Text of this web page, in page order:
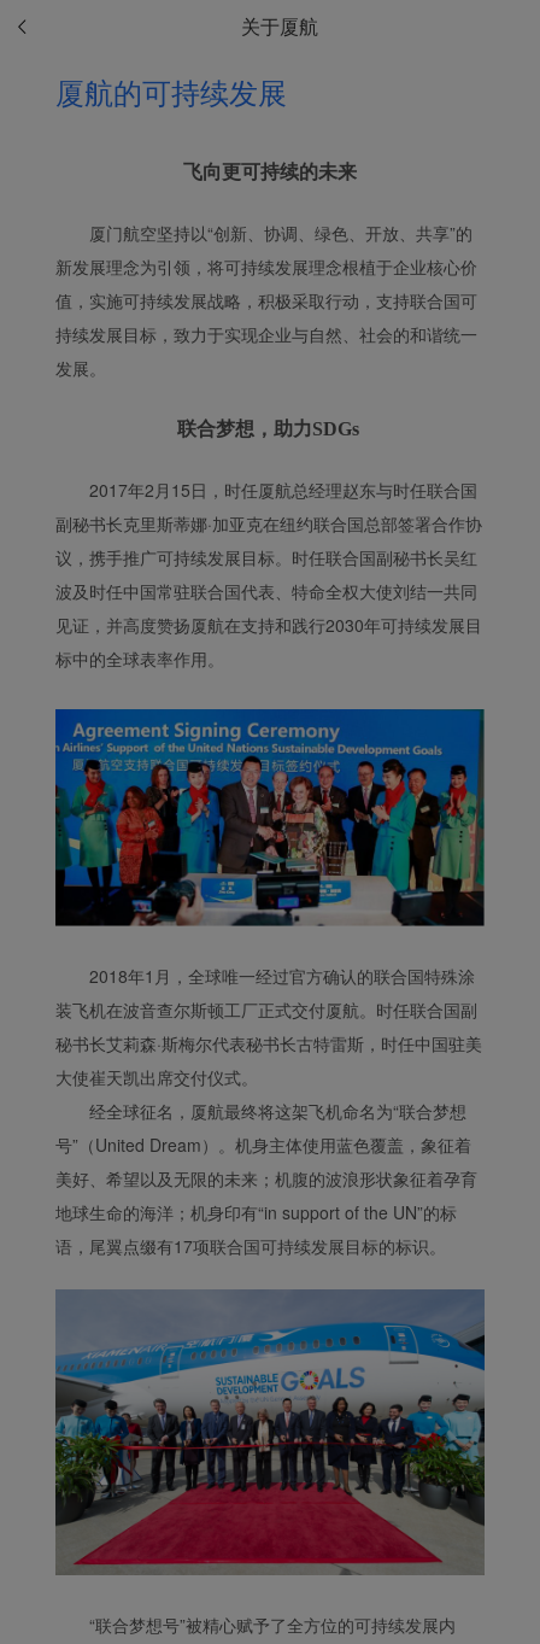
关于厦航
厦航的可持续发展
飞向更可持续的未来
厦门航空坚持以“创新、协调、绿色、开放、共享”的
新发展理念为引领，将可持续发展理念根植于企业核心价
值，实施可持续发展战略，积极采取行动，支持联合国可
持续发展目标，致力于实现企业与自然、社会的和谐统一
发展。
联合梦想，助力SDGs
2017年2月15日，时任厦航总经理赵东与时任联合国
副秘书长克里斯蒂娜·加亚克在纽约联合国总部签署合作协
议，携手推广可持续发展目标。时任联合国副秘书长吴红
波及时任中国常驻联合国代表、特命全权大使刘结一共同
见证，并高度赞扬厦航在支持和践行2030年可持续发展目
标中的全球表率作用。
2018年1月，全球唯一经过官方确认的联合国特殊涂
装飞机在波音查尔斯顿工厂正式交付厦航。时任联合国副
秘书长艾莉森·斯梅尔代表秘书长古特雷斯，时任中国驻美
大使崔天凯出席交付仪式。
经全球征名，厦航最终将这架飞机命名为“联合梦想
号”（United Dream）。机身主体使用蓝色覆盖，象征着
美好、希望以及无限的未来；机腹的波浪形状象征着孕育
地球生命的海洋；机身印有“in support of the UN”的标
语，尾翼点缀有17项联合国可持续发展目标的标识。
“联合梦想号”被精心赋予了全方位的可持续发展内